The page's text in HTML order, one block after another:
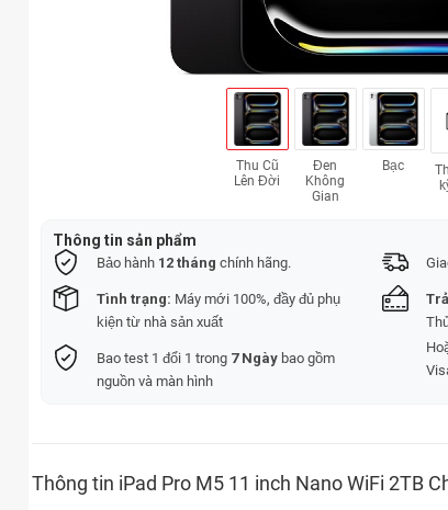
Thu Cũ
Lên Đời
Đen
Không
Gian
Bạc
Thông tin sản phẩm
Bảo hành12 tháng chính hãng.
Tình trạng: Máy mới 100%, đầy đủ phụ
kiện từ nhà sản xuất
Bao test 1 đổi 1 trong 7 Ngàybao gồm
nguồn và màn hình
Thông tin iPad Pro M5 11 inch Nano WiFi 2TB